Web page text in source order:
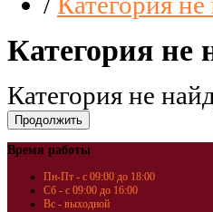
Категория не
Категория не
Время работы
Пн-Пт - с 09:00 до 18:00
Сб - с 09:00 до 16:00
Вс - выходной